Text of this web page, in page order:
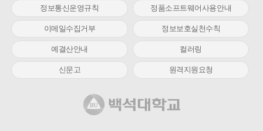
정보통신운영규칙 정품소프트웨어사용안내
이메일수집거부 정보보호실천수칙
예결산안내 컬러링
신문고 원격지원요청